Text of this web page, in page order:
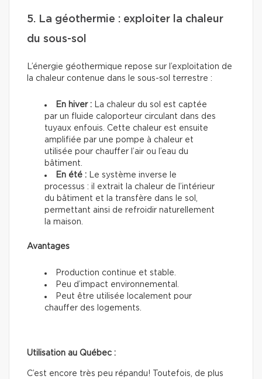
5. La géothermie : exploiter la chaleur
du sous-sol
L’énergie géothermique repose sur l’exploitation de
la chaleur contenue dans le sous-sol terrestre :
En hiver : La chaleur du sol est captée
par un fluide caloporteur circulant dans des
tuyaux enfouis. Cette chaleur est ensuite
amplifiée par une pompe à chaleur et
utilisée pour chauffer l’air ou l’eau du
bâtiment.
En été : Le système inverse le
processus : il extrait la chaleur de l’intérieur
du bâtiment et la transfère dans le sol,
permettant ainsi de refroidir naturellement
la maison.
Avantages
Production continue et stable.
Peu d’impact environnemental.
Peut être utilisée localement pour
chauffer des logements.
Utilisation au Québec :
C’est encore très peu répandu! Toutefois, de plus